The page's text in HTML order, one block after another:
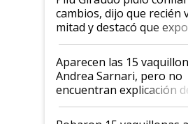
cambios, dijo que recién
mitad y destacó que
ser "para unos pocos":
mandato muy claro del
nacional"
Aparecen las 15
Andrea Sarnari, pero no
encuentran explicación
cómo llegaron allí